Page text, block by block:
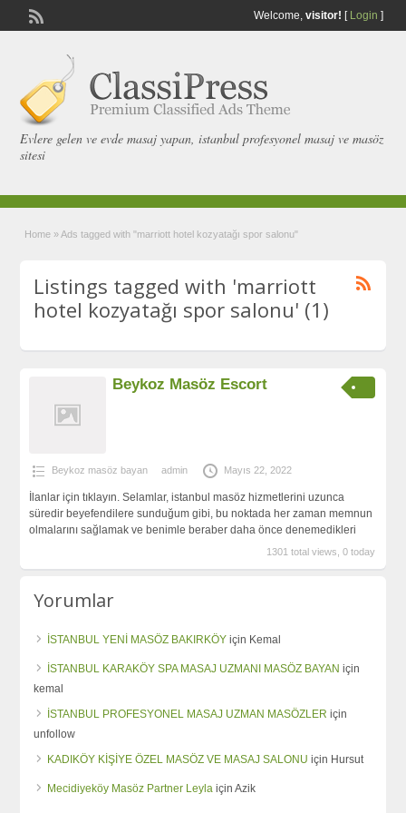
Welcome, visitor! [ Login ]
Evlere gelen ve evde masaj yapan, istanbul profesyonel masaj ve masöz
sitesi
Home » Ads tagged with "marriott hotel kozyatağı spor salonu"
Listings tagged with 'marriott
hotel kozyatağı spor salonu' (1)
Beykoz Masöz Escort
Beykoz masöz bayan admin Mayıs 22, 2022
İlanlar için tıklayın. Selamlar, istanbul masöz hizmetlerini uzunca
süredir beyefendilere sunduğum gibi, bu noktada her zaman memnun
olmalarını sağlamak ve benimle beraber daha önce denemedikleri
1301 total views, 0 today
Yorumlar
İSTANBUL YENİ MASÖZ BAKIRKÖY için Kemal
İSTANBUL KARAKÖY SPA MASAJ UZMANI MASÖZ BAYAN için
kemal
İSTANBUL PROFESYONEL MASAJ UZMAN MASÖZLER için
unfollow
KADIKÖY KİŞİYE ÖZEL MASÖZ VE MASAJ SALONU için Hursut
Mecidiyeköy Masöz Partner Leyla içinAzik